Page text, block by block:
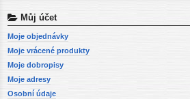
Můj účet
Moje objednávky
Moje vrácené produkty
Moje dobropisy
Moje adresy
Osobní údaje